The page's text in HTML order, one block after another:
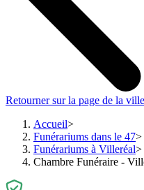
Retourner sur la page de la ville
Accueil
Funérariums dans le 47
Funérariums à Villeréal
Chambre Funéraire -